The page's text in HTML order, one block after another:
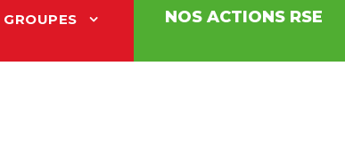
NOS ACTIONS RSE